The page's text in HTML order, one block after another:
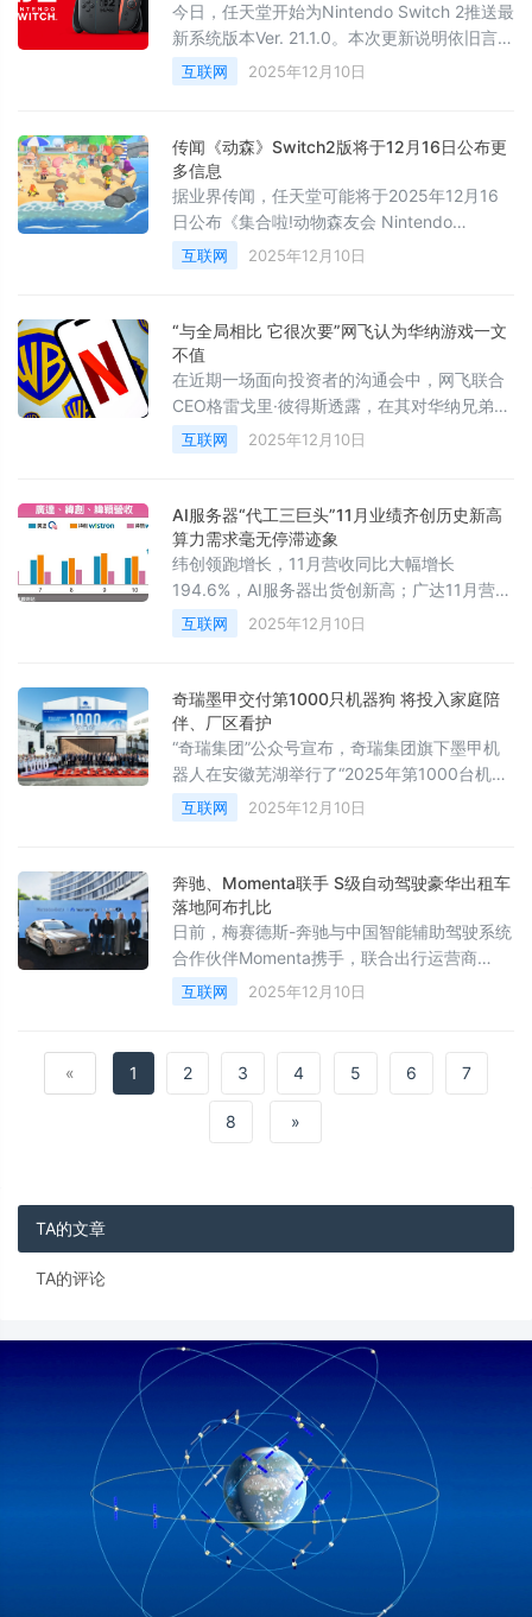
今日，任天堂开始为Nintendo Switch 2推送最
新系统版本Ver. 21.1.0。本次更新说明依旧言简
意赅，官方日志仅表示“修复了若干问题并提升
了操作稳定性”，并未提及任何明显的功能变
重点关注。
互联网 2025年12月10日
传闻《动森》Switch2版将于12月16日公布更
多信息
据业界传闻，任天堂可能将于2025年12月16
日公布《集合啦!动物森友会 Nintendo
Switch2版》及面向全平台免费大型更新的更
多细节。此次更新内容预计将非常丰富，包括
验。
互联网 2025年12月10日
“与全局相比 它很次要”网飞认为华纳游戏一文
不值
在近期一场面向投资者的沟通会中，网飞联合
CEO格雷戈里·彼得斯透露，在其对华纳兄弟探
索公司高达830亿美元的潜在收购评估中，华
纳兄弟游戏部门的价值被计为零。此举引发了
互联网 2025年12月10日
AI服务器“代工三巨头”11月业绩齐创历史新高
算力需求毫无停滞迹象
纬创领跑增长，11月营收同比大幅增长
194.6%，AI服务器出货创新高；广达11月营收
同比增36.5%，主要受惠AI服务器出货动能增
加。纬颖11月营收同比增158.6%，云服务供应
互联网 2025年12月10日
奇瑞墨甲交付第1000只机器狗 将投入家庭陪
伴、厂区看护
“奇瑞集团”公众号宣布，奇瑞集团旗下墨甲机
器人在安徽芜湖举行了“2025年第1000台机器
狗应用交付”仪式。这批名为Argos的四足机器
人将正式投入家庭陪伴、社区巡检、厂区看护
互联网 2025年12月10日
奔驰、Momenta联手 S级自动驾驶豪华出租车
落地阿布扎比
日前，梅赛德斯-奔驰与中国智能辅助驾驶系统
合作伙伴Momenta携手，联合出行运营商
Lumo推出基于新一代S级轿车的L4级自动驾驶
出租车服务，助力高端自动驾驶出行商业化落
台的可扩展自动驾驶出租车，将奔驰标志性的
互联网 2025年12月10日
« 1 2 3 4 5 6 7
8 »
TA的文章
TA的评论